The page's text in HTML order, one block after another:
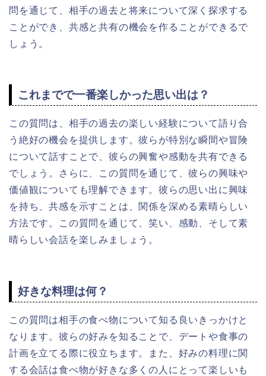
問を通じて、相手の過去と将来について深く探求する
ことができ、共感と共有の機会を作ることができるで
しょう。
これまでで一番楽しかった思い出は？
この質問は、相手の過去の楽しい経験について語り合
う絶好の機会を提供します。彼らが特別な瞬間や冒険
について話すことで、彼らの興奮や感動を共有できる
でしょう。さらに、この質問を通じて、彼らの興味や
価値観についても理解できます。彼らの思い出に興味
を持ち、共感を示すことは、関係を深める素晴らしい
方法です。この質問を通じて、笑い、感動、そして素
晴らしい会話を楽しみましょう。
好きな料理は何？
この質問は相手の食べ物について知る良いきっかけと
なります。彼らの好みを知ることで、デートや食事の
計画を立てる際に役立ちます。また、好みの料理に関
する会話は食べ物が好きな多くの人にとって楽しいも